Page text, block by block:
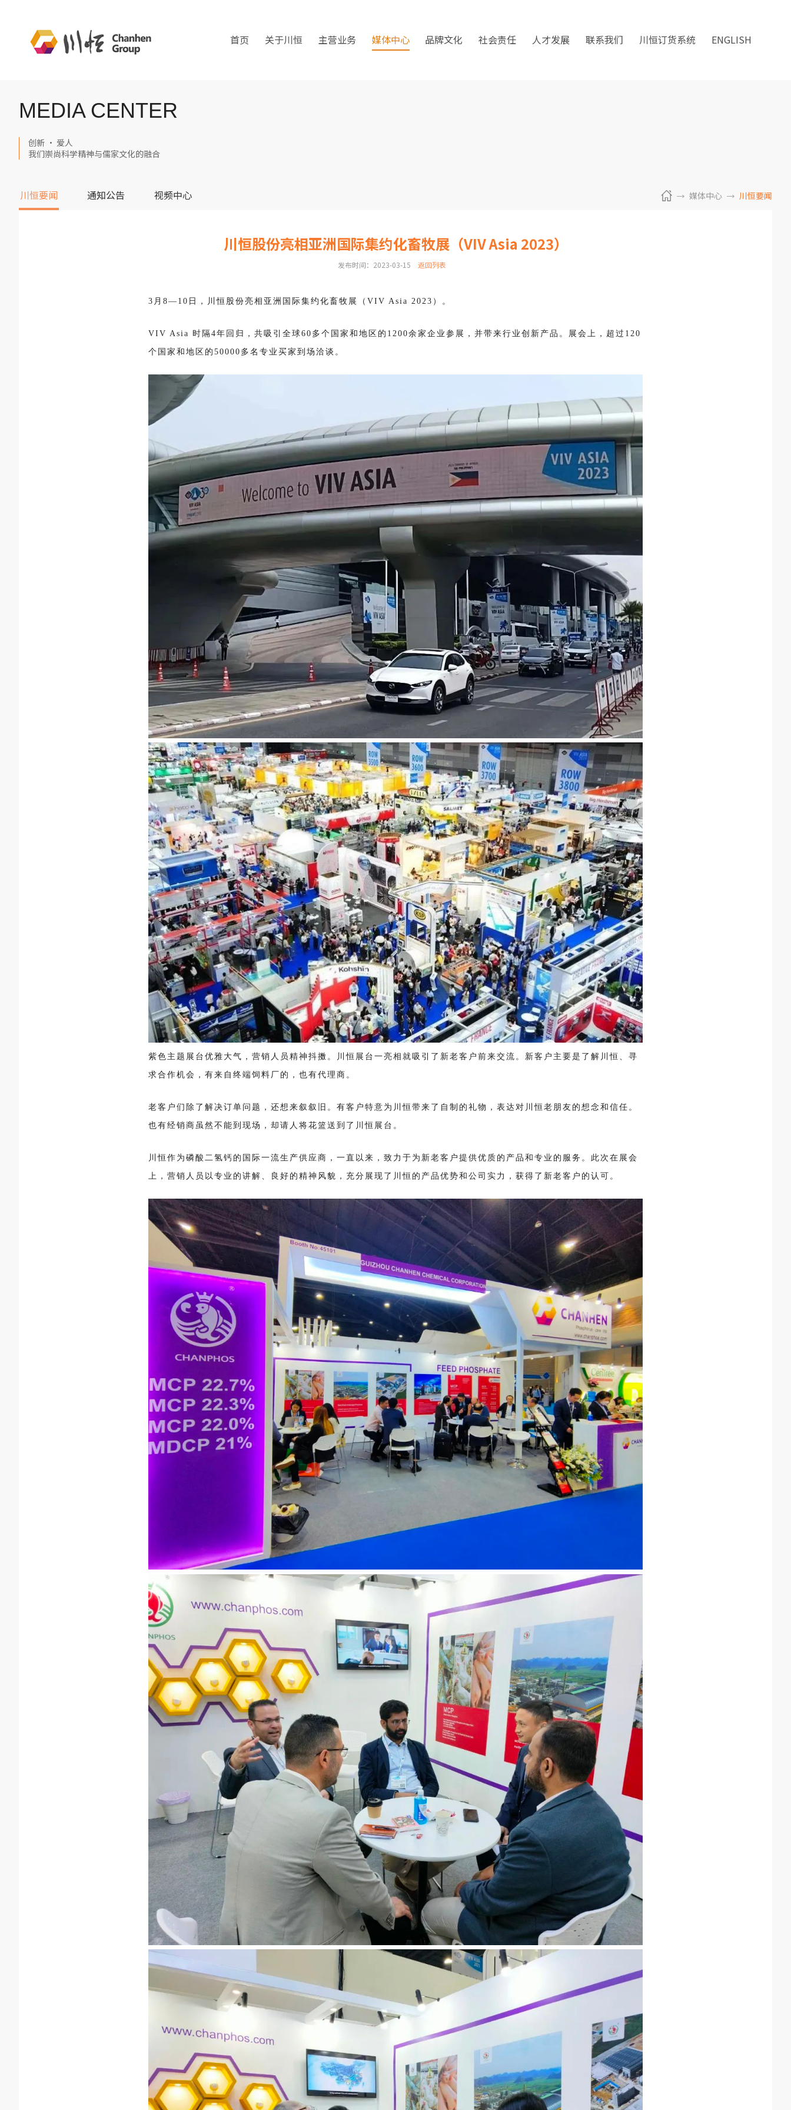
首页 关于川恒 主营业务 媒体中心 品牌文化 社会责任 人才发展 联系我们 川恒订货系统 ENGLISH
MEDIA CENTER
创新 · 爱人
我们崇尚科学精神与儒家文化的融合
川恒要闻 通知公告 视频中心 媒体中心 川恒要闻
川恒股份亮相亚洲国际集约化畜牧展（VIV Asia 2023）
发布时间：2023-03-15 返回列表
3月8—10日，川恒股份亮相亚洲国际集约化畜牧展（VIV Asia 2023）。
VIV Asia 时隔4年回归，共吸引全球60多个国家和地区的1200余家企业参展，并带来行业创新产品。展会上，超过120
个国家和地区的50000多名专业买家到场洽谈。
紫色主题展台优雅大气，营销人员精神抖擞。川恒展台一亮相就吸引了新老客户前来交流。新客户主要是了解川恒、寻
求合作机会，有来自终端饲料厂的，也有代理商。
老客户们除了 解决订单问题，还想来叙叙旧。有客户特意为川恒带来了自制的礼物，表达对川恒老朋友的想念和信任。
也有经销商虽然不能到现场，却请人将花篮送到了川恒展台。
川恒作为磷酸二氢钙的国际一流生产供应商，一直以来，致力于为新老客户提供优质的产品和专业的服务。此次在展会
上，营销人员以专业的讲解、良好的精神风貌，充分展现了川恒的产品优势和公司实力，获得了新老客户的认可。